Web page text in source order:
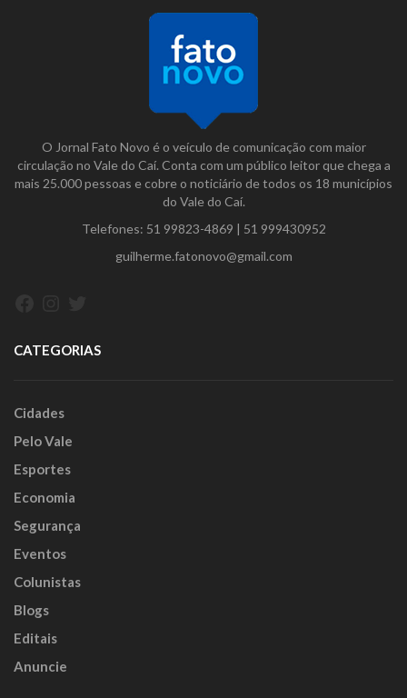
O Jornal Fato Novo é o veículo de comunicação com maior
circulação no Vale do Caí. Conta com um público leitor que chega a
mais 25.000 pessoas e cobre o noticiário de todos os 18 municípios
do Vale do Caí.
Telefones: 51 99823-4869 | 51 999430952
guilherme.fatonovo@gmail.com
CATEGORIAS
Cidades
Pelo Vale
Esportes
Economia
Segurança
Eventos
Colunistas
Blogs
Editais
Anuncie